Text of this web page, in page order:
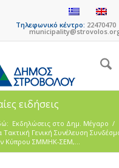
Τηλεφωνικό κέντρο:
ειδήσεις
Eκδηλώσεις στο Δημ. Mέγαρο /
Τακτική Γενική Συνέλευση
Κύπρου ΣΜΜΗΚ-ΣΕΜ,...